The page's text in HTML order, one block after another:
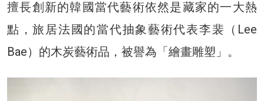
擅長創新的韓國當代藝術依然是藏家的一大熱
點，旅居法國的當代抽象藝術代表李裴（Lee
Bae）的木炭藝術品，被譽為「繪畫雕塑」。